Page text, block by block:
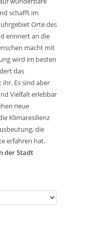
schafft im
Orte des
erinnert an die
macht mit
wird im besten
das
Es sind aber
Vielfalt erlebbar
neue
Klimaresilienz
die
erfahren hat.
der Stadt